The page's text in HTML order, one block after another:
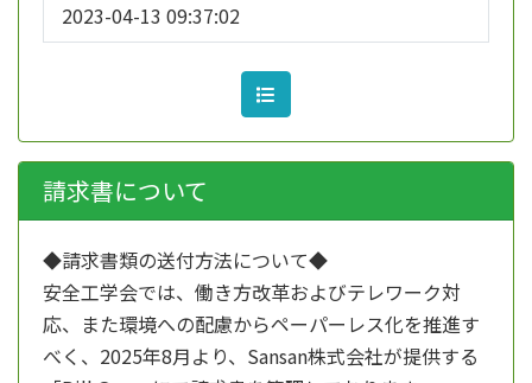
2023-04-13 09:37:02
請求書について
◆請求書類の送付方法について◆
安全工学会では、働き方改革およびテレワーク対
応、また環境への配慮からペーパーレス化を推進す
べく、 2025年8月より、 Sansan株式会社が提供する